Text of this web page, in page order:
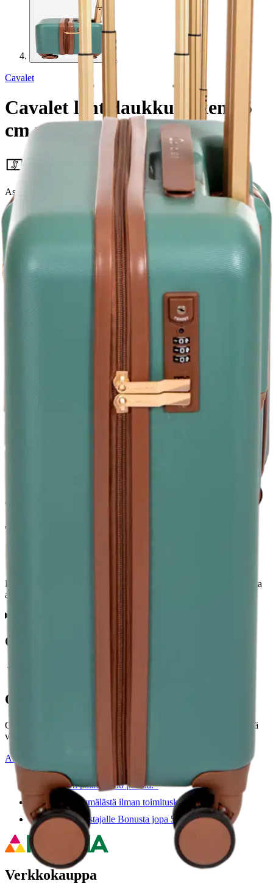
Cavalet
Cavalet lentolaukku Viken 55
cm pistaasinvihreä
Asiakasomistajahinta
Hinta ilman S-Etukorttia:
105,00 €
Verkkokaupan hinta
Nouto myymälästä
Ilmainen toimitus yli 100 €:n tilauksille
Postin pakettiautomaattiin tai
palvelupisteeseen!
Etu ei koske Suuri‑lisäpalvelulla toimitettavia tuotteita.
Tarkista myymäläsaatavuus
Tuotekuvaus
Retrohenkinen kevyt lentolaukku, joka on valmistettu laadukkaasta
abs-muovista.
Ominaisuudet
Oletko tyytyväinen tuotetietoihin?
Ovatko tuotetiedot riittävät? Jos tuotetiedoissa on puutteita tai niitä
voisi muuten parantaa, anna palautetta.
Anna palautetta Avautuu uuteen välilehteen
Ilmainen palautus 30 päivää.*
Nouto myymälästä ilman toimituskuluja.
Asiakasomistajalle Bonusta jopa 5 %.*
Verkkokauppa